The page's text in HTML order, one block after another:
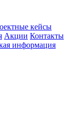
кейсы
Акции Контакты
информация